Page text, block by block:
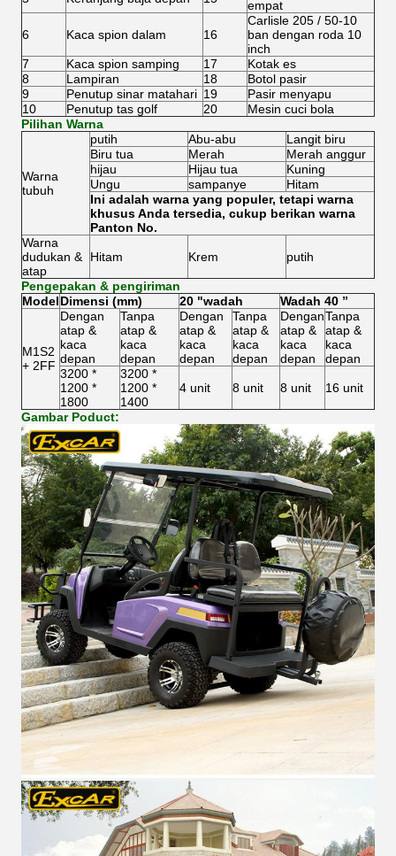
empat
6 Kaca spion dalam 16
Carlisle 205 / 50-10
ban dengan roda 10
inch
7
Kaca spion samping 17
Kotak es
8
Lampiran 18
Botol pasir
9
Penutup sinar matahari 19
Pasir menyapu
10
Penutup tas golf 20
Mesin cuci bola
Pilihan Warna
Warna
tubuh
putih Abu-abu
Langit biru
Biru tua
Merah
Merah anggur
hijau
Hijau tua
Kuning
Ungu
sampanye
Hitam
Ini adalah warna yang populer, tetapi warna
khusus Anda tersedia, cukup berikan warna
Panton No.
Warna
dudukan &
atap
Hitam Krem putih
Pengepakan & pengiriman
ModelDimensi (mm) 20 "wadah Wadah 40 ”
M1S2
+ 2FF
Dengan
atap &
kaca
depan
Tanpa
atap &
kaca
depan
Dengan
atap &
kaca
depan
Tanpa
atap &
kaca
depan
Dengan
atap &
kaca
depan
Tanpa
atap &
kaca
depan
3200 *
1200 *
1800
3200 *
1200 *
1400
4 unit 8 unit 8 unit 16 unit
Gambar Poduct: